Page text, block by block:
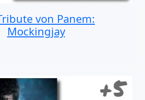
von Panem:
Mockingjay